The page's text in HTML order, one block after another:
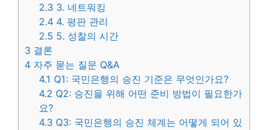
2.3 3. 네트워킹
2.4 4. 평판 관리
2.5 5. 성찰의 시간
3 결론
4 자주 묻는 질문 Q&A
4.1 Q1: 국민은행의 승진 기준은 무엇인가요?
4.2 Q2: 승진을 위해 어떤 준비 방법이 필요한가
요?
4.3 Q3: 국민은행의 승진 체계는 어떻게 되어 있